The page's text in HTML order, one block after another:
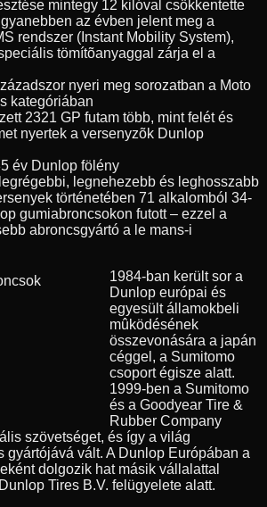
mintegy 12 kilóval csökkentette
az évben jelent meg a
rendszer (Instant Mobility System),
tömítõanyaggal zárja el a
nyeri meg sorozatban a Moto
kategóriában
2321 GP futam több, mint felét és
nyertek a versenyzõk Dunlop
év Dunlop fölény
legnehezebb és leghosszabb
történetében 71 alkalomból 34-
gumiabroncsokon futott – ezzel a
abroncsgyártó a le mans-i
1984-ban került sor a
Dunlop európai és
egyesült államokbeli
mûködésének
összevonására a japán
céggel, a Sumitomo
csoport égisze alatt.
1999-ben a Sumitomo
és a Goodyear Tire &
Rubber Company
szövetséget, és így a világ
gyártójává vált. A Dunlop Európában a
dolgozik hat másik vállalattal
Tires B.V. felügyelete alatt.